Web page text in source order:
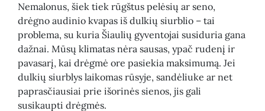
Nemalonus, šiek tiek rūgštus pelėsių ar seno,
drėgno audinio kvapas iš dulkių siurblio – tai
problema, su kuria Šiaulių gyventojai susiduria gana
dažnai. Mūsų klimatas nėra sausas, ypač rudenį ir
pavasarį, kai drėgmė ore pasiekia maksimumą. Jei
dulkių siurblys laikomas rūsyje, sandėliuke ar net
paprasčiausiai prie išorinės sienos, jis gali
susikaupti drėgmės.